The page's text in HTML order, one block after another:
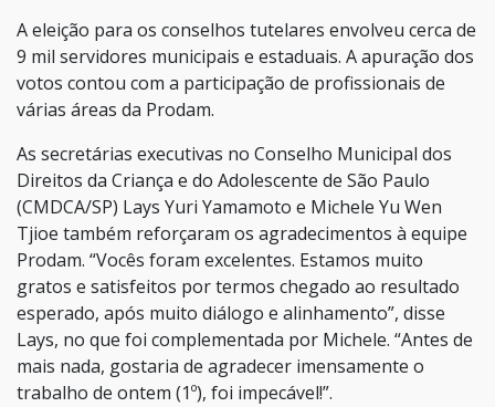
A eleição para os conselhos tutelares envolveu cerca de
9 mil servidores municipais e estaduais. A apuração dos
votos contou com a participação de profissionais de
várias áreas da Prodam.
As secretárias executivas no Conselho Municipal dos
Direitos da Criança e do Adolescente de São Paulo
(CMDCA/SP) Lays Yuri Yamamoto e Michele Yu Wen
Tjioe também reforçaram os agradecimentos à equipe
Prodam. “Vocês foram excelentes. Estamos muito
gratos e satisfeitos por termos chegado ao resultado
esperado, após muito diálogo e alinhamento”, disse
Lays, no que foi complementada por Michele. “Antes de
mais nada, gostaria de agradecer imensamente o
trabalho de ontem (1º), foi impecável!”.